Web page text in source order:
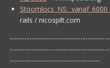
Stoomlocs NS: vanaf
rails / nicospilt.com
-------------------------------------